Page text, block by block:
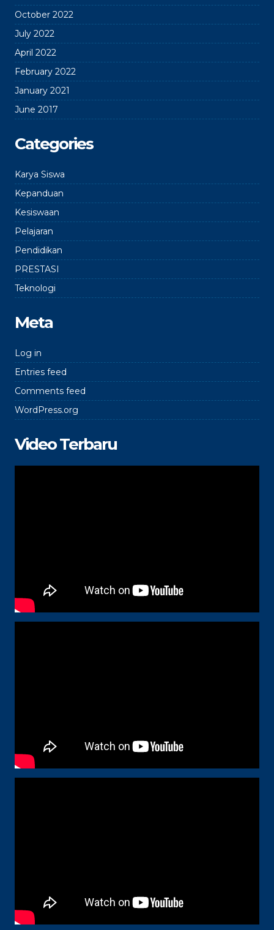
October 2022
July 2022
April 2022
February 2022
January 2021
June 2017
Categories
Karya Siswa
Kepanduan
Kesiswaan
Pelajaran
Pendidikan
PRESTASI
Teknologi
Meta
Log in
Entries feed
Comments feed
WordPress.org
Video Terbaru